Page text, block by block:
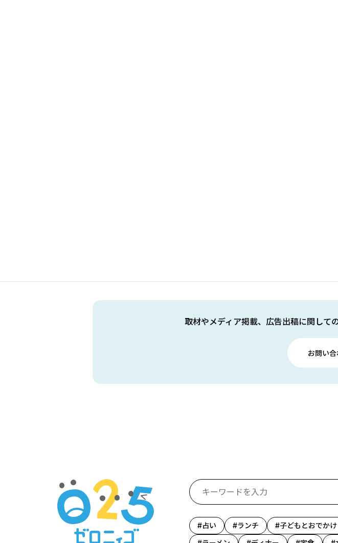
取材やメディア掲載、広告出稿に関して
お問い
占い ランチ 子どもとおでかけ